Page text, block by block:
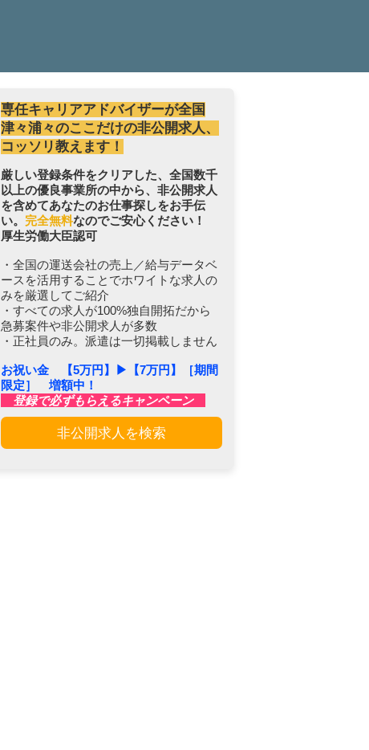
専任キャリアアドバイザーが全国
津々浦々のここだけの非公開求人、
コッソリ教えます！
厳しい登録条件をクリアした、全国数千
以上の優良事業所の中から、非公開求人
を含めてあなたのお仕事探しをお手伝
い。 完全無料なのでご安心ください！
厚生労働大臣認可
・全国の運送会社の売上／給与データベ
ースを活用することでホワイトな求人の
みを厳選してご紹介
・すべての求人が100%独自開拓だから
急募案件や非公開求人が多数
・正社員のみ。派遣は一切掲載しません
お祝い金 【5万円】▶︎【7万円】［期間
限定］ 増額中！
登録で必ずもらえるキャンペーン
非公開求人を検索